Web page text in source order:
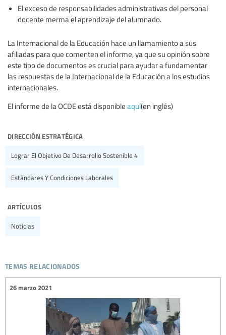
El exceso de responsabilidades administrativas del personal
docente merma el aprendizaje del alumnado.
La Internacional de la Educación hace un llamamiento a sus
afiliadas para que comenten el informe, ya que su opinión sobre
este tipo de documentos es crucial para ayudar a fundamentar
las respuestas de la Internacional de la Educación a los estudios
internacionales.
El informe de la OCDE está disponible aquí(en inglés)
dirección estratégica
Lograr El Objetivo De Desarrollo Sostenible 4
Estándares Y Condiciones Laborales
artículos
Noticias
temas relacionados
26 marzo 2021